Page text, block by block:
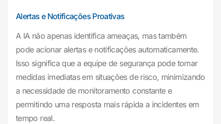
Alertas e Notificações Proativas
A IA não apenas identifica ameaças, mas também
pode acionar alertas e notificações automaticamente.
Isso significa que a equipe de segurança pode tomar
medidas imediatas em situações de risco, minimizando
a necessidade de monitoramento constante e
permitindo uma resposta mais rápida a incidentes em
tempo real.